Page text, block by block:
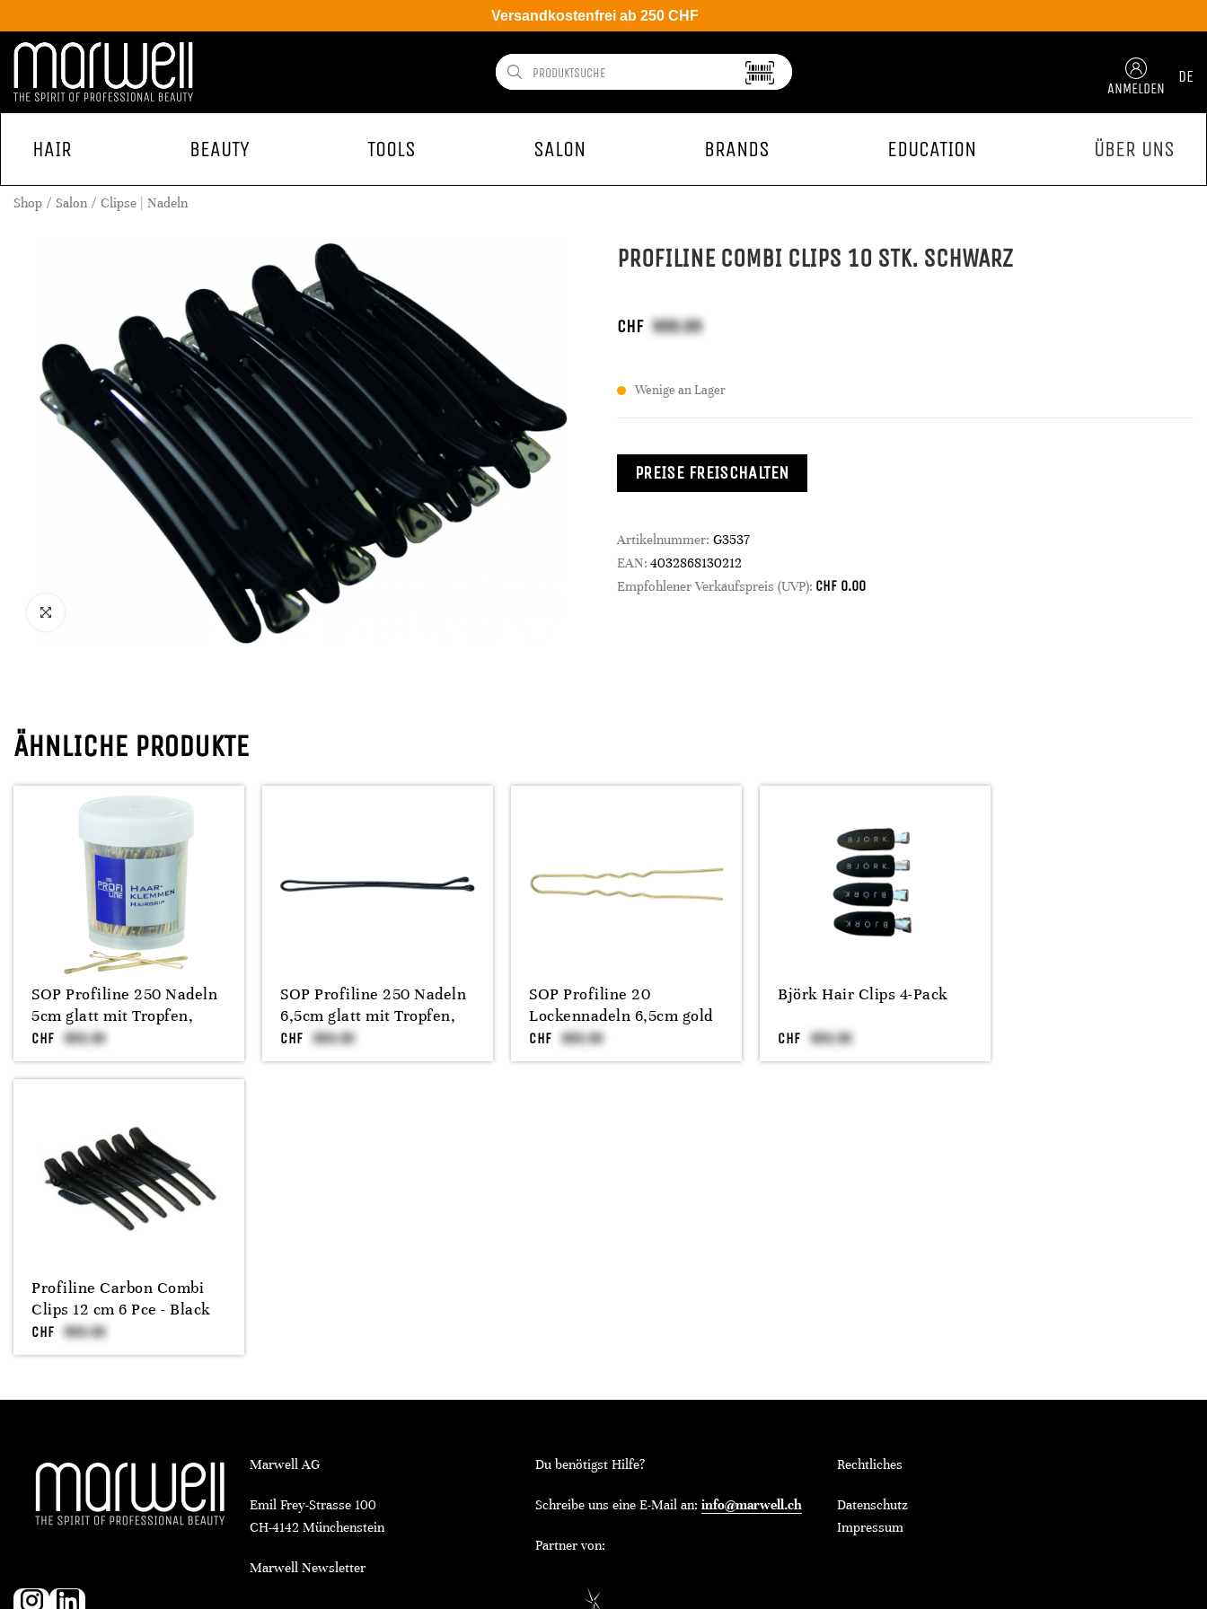
Versandkostenfrei ab 250 CHF
ANMELDEN
DE
HAIR BEAUTY TOOLS SALON BRANDS EDUCATION ÜBER UNS
Shop Salon Clipse | Nadeln
PROFILINE COMBI CLIPS 10 STK. SCHWARZ
CHF
Wenige an Lager
PREISE FREISCHALTEN
Artikelnummer: G3537
EAN: 4032868130212
Empfohlener Verkaufspreis (UVP): CHF 0.00
ÄHNLICHE PRODUKTE
SOP Profiline 250 Nadeln
5cm glatt mit Tropfen,
CHF
SOP Profiline 250 Nadeln
6,5cm glatt mit Tropfen,
CHF
SOP Profiline 20
Lockennadeln 6,5cm gold
CHF
Björk Hair Clips 4-Pack
CHF
Profiline Carbon Combi
Clips 12 cm 6 Pce - Black
CHF
Marwell AG
Emil Frey-Strasse 100
CH-4142 Münchenstein
Marwell Newsletter
Du benötigst Hilfe?
Schreibe uns eine E-Mail an: info@marwell.ch
Partner von:
Rechtliches
Datenschutz
Impressum